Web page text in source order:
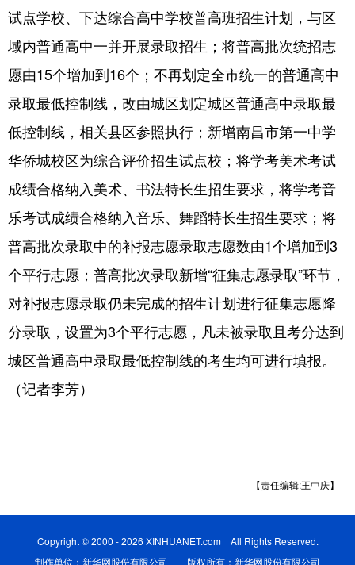
文化产业
地方频道
北京 天津 河北 山西
浙江 安徽 福建 江西
山东 河南 湖北 湖南
广东 广西 海南 重庆
四川 贵州 云南 西藏
陕西 甘肃 青海 宁夏
试点学校、下达综合高中学校普高班招生计划，与区
域内普通高中一并开展录取招生；将普高批次统招志
愿由15个增加到16个；不再划定全市统一的普通高中
录取最低控制线，改由城区划定城区普通高中录取最
低控制线，相关县区参照执行；新增南昌市第一中学
华侨城校区为综合评价招生试点校；将学考美术考试
成绩合格纳入美术、书法特长生招生要求，将学考音
乐考试成绩合格纳入音乐、舞蹈特长生招生要求；将
普高批次录取中的补报志愿录取志愿数由1个增加到3
个平行志愿；普高批次录取新增“征集志愿录取”环节，
对补报志愿录取仍未完成的招生计划进行征集志愿降
分录取，设置为3个平行志愿，凡未被录取且考分达到
城区普通高中录取最低控制线的考生均可进行填报。
（记者李芳）
【责任编辑:王中庆】
Copyright © 2000 - 2026 XINHUANET.com All Rights Reserved.
制作单位：新华网股份有限公司 版权所有：新华网股份有限公司